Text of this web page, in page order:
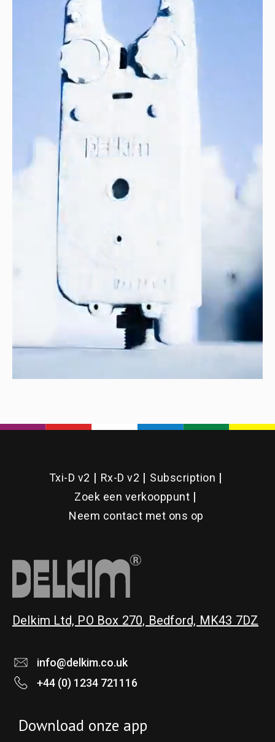
Txi-D v2 Rx-D v2
Subscription
Zoek een verkooppunt
Neem contact met ons op
Delkim Ltd, PO Box 270, Bedford, MK43 7DZ
info@delkim.co.uk
+44 (0) 1234 721116
Download onze app